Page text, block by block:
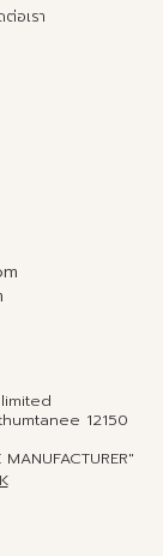
อเรา
12150